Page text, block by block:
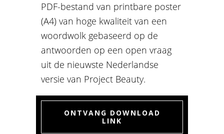
PDF-bestand van printbare poster
(A4) van hoge kwaliteit van een
woordwolk gebaseerd op de
antwoorden op een open vraag
uit de nieuwste Nederlandse
versie van Project Beauty.
ONTVANG DOWNLOAD
LINK